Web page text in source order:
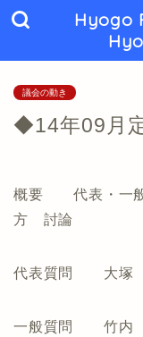
Hyogo
議会の動き
◆14年09月
概要 代表・一
方 討論
代表質問 大塚
一般質問 竹内